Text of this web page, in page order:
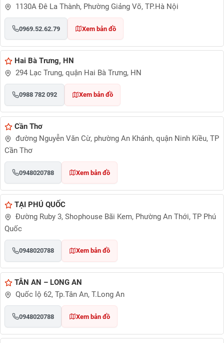
1130A Đê La Thành, Phường Giảng Võ, TP.Hà Nội
0969.52.62.79 Xem bản đồ
Hai Bà Trưng, HN
294 Lạc Trung, quận Hai Bà Trưng, HN
0988 782 092 Xem bản đồ
Cần Thơ
đường Nguyễn Văn Cừ, phường An Khánh, quận Ninh Kiều, TP
Cần Thơ
0948020788 Xem bản đồ
TẠI PHÚ QUỐC
Đường Ruby 3, Shophouse Bãi Kem, Phường An Thới, TP Phú
Quốc
0948020788 Xem bản đồ
TÂN AN – LONG AN
Quốc lộ 62, Tp.Tân An, T.Long An
0948020788 Xem bản đồ